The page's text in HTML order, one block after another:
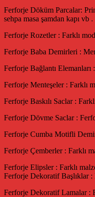
Ferforje Döküm Parcalar:
sehpa masa şamdan kapı vb .
Ferforje Rozetler : Farklı
Ferforje Baba Demirleri :
Ferforje Bağlantı Elemanları
Ferforje Menteşeler : Farklı
Ferforje Baskılı Saclar :
Ferforje Dövme Saclar :
Ferforje Cumba Motifli
Ferforje Çemberler : Farklı
Ferforje Elipsler : Farklı
Ferforje Dekoratif Başlıklar :
Ferforje Dekoratif Lamalar :